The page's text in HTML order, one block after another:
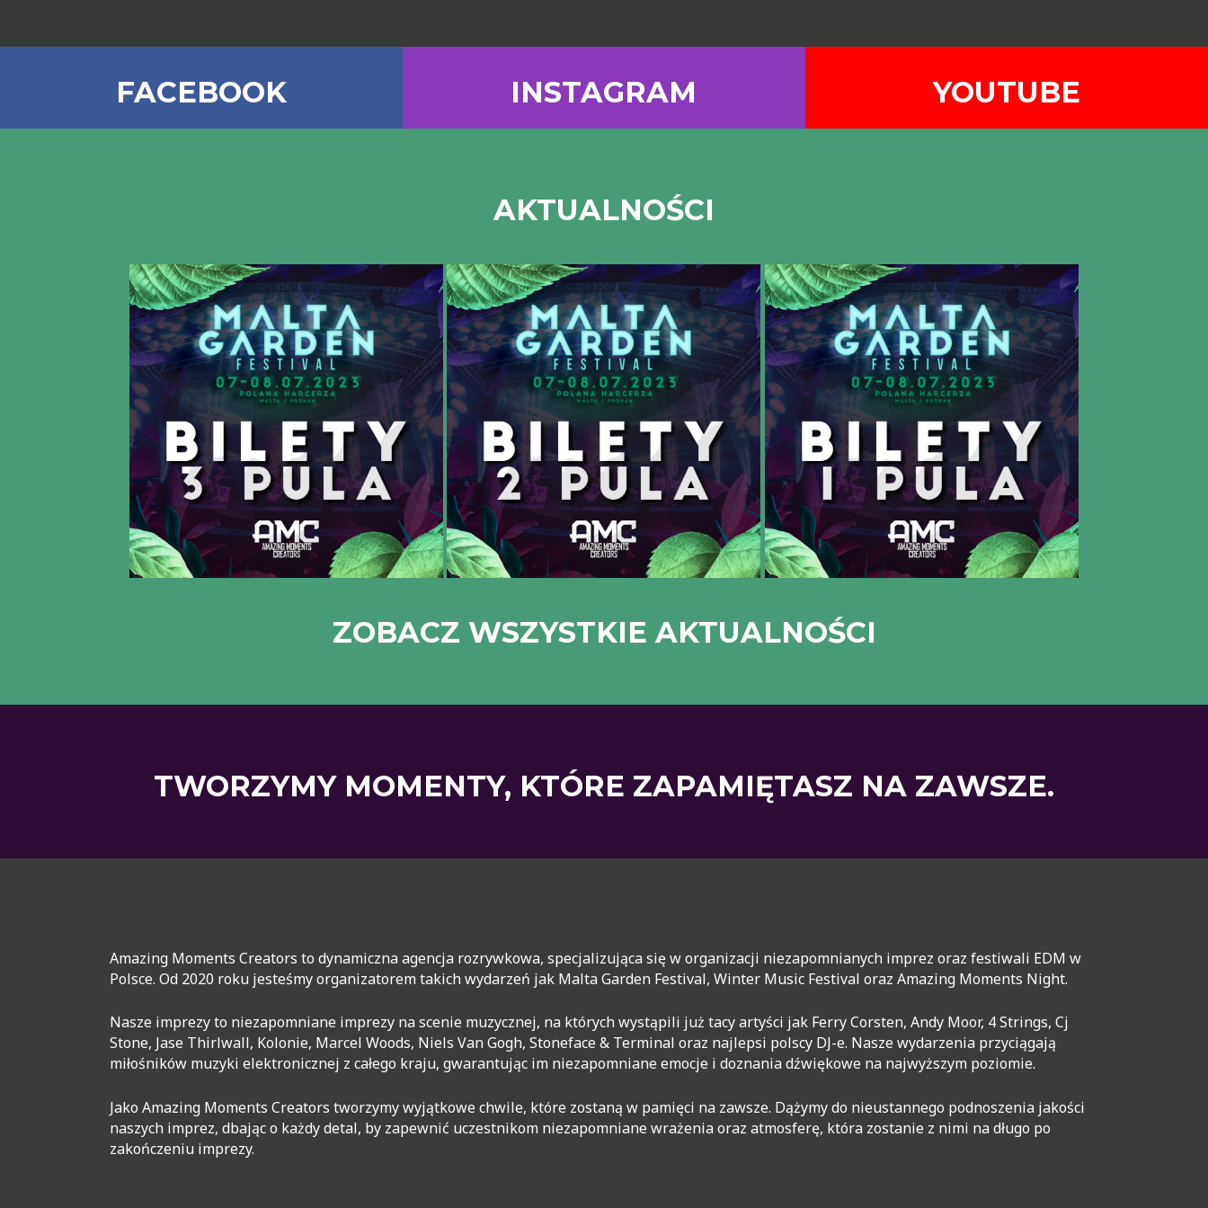
FACEBOOK INSTAGRAM YOUTUBE
AKTUALNOŚCI
ZOBACZ WSZYSTKIE AKTUALNOŚCI
TWORZYMY MOMENTY, KTÓRE ZAPAMIĘTASZ NA ZAWSZE.
Amazing Moments Creators to dynamiczna agencja rozrywkowa, specjalizująca się w organizacji niezapomnianych imprez oraz festiwali EDM w
Polsce. Od 2020 roku jesteśmy organizatorem takich wydarzeń jak Malta Garden Festival, Winter Music Festival oraz Amazing Moments Night.
Nasze imprezy to niezapomniane imprezy na scenie muzycznej, na których wystąpili już tacy artyści jak Ferry Corsten, Andy Moor, 4 Strings, Cj
Stone, Jase Thirlwall, Kolonie, Marcel Woods, Niels Van Gogh, Stoneface & Terminal oraz najlepsi polscy DJ-e. Nasze wydarzenia przyciągają
miłośników muzyki elektronicznej z całego kraju, gwarantując im niezapomniane emocje i doznania dźwiękowe na najwyższym poziomie.
Jako Amazing Moments Creators tworzymy wyjątkowe chwile, które zostaną w pamięci na zawsze. Dążymy do nieustannego podnoszenia jakości
naszych imprez, dbając o każdy detal, by zapewnić uczestnikom niezapomniane wrażenia oraz atmosferę, która zostanie z nimi na długo po
zakończeniu imprezy.